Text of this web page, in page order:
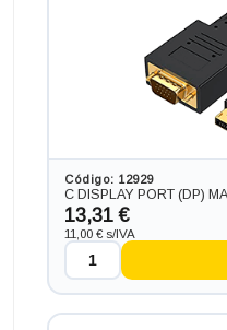
Código: 12929
C DISPLAY PORT (DP)
13,31 €
11,00 € s/IVA